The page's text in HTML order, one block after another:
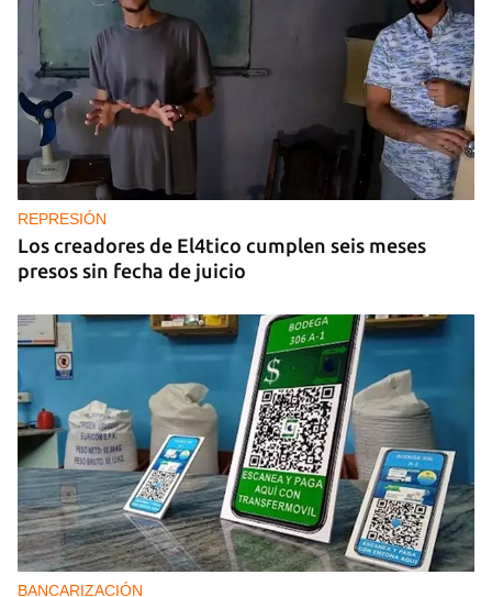
REPRESIÓN
Los creadores de El4tico cumplen seis meses
presos sin fecha de juicio
BANCARIZACIÓN